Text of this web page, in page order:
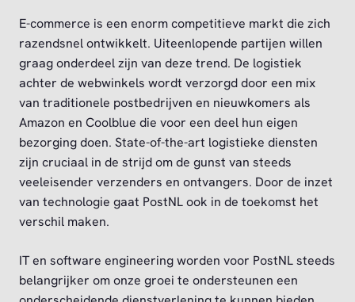
E-commerce is een enorm competitieve markt die zich
razendsnel ontwikkelt. Uiteenlopende partijen willen
graag onderdeel zijn van deze trend. De logistiek
achter de webwinkels wordt verzorgd door een mix
van traditionele postbedrijven en nieuwkomers als
Amazon en Coolblue die voor een deel hun eigen
bezorging doen. State-of-the-art logistieke diensten
zijn cruciaal in de strijd om de gunst van steeds
veeleisender verzenders en ontvangers. Door de inzet
van technologie gaat PostNL ook in de toekomst het
verschil maken.
IT en software engineering worden voor PostNL steeds
belangrijker om onze groei te ondersteunen een